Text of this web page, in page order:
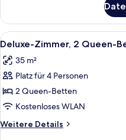
w/Transfer
Shower)
anzeigen
Zimmer,
1 King-
Bett,
(Mobility
Accessible
Shower)
Alle
Fotos
für
Deluxe-
Zimmer,
2 Queen-
Betten,
Stadtblick
10
Deluxe-Zimmer, 2 Queen-
35 m²
Platz für 4 Personen
2 Queen-Betten
Kostenloses WLAN
Weitere Details
Weitere